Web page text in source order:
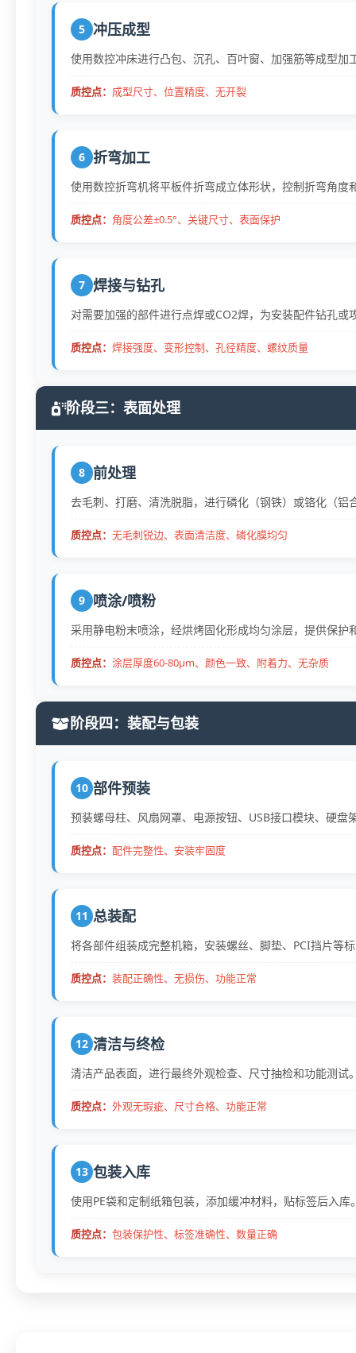
5 冲压成型
使用数控冲床进行凸包、沉孔、百叶窗、加强筋等成型加
质控点： 成型尺寸、位置精度、无开裂
6 折弯加工
使用数控折弯机将平板件折弯成立体形状，控制折弯角度
质控点： 角度公差±0.5°、关键尺寸、表面保护
7 焊接与钻孔
对需要加强的部件进行点焊或CO2焊，为安装配件钻孔或
质控点： 焊接强度、变形控制、孔径精度、螺纹质量
阶段三：表面处理
8 前处理
去毛刺、打磨、清洗脱脂，进行磷化（钢铁）或铬化（铝
质控点： 无毛刺锐边、表面清洁度、磷化膜均匀
9 喷涂/喷粉
采用静电粉末喷涂，经烘烤固化形成均匀涂层，提供保护
质控点： 涂层厚度60-80μm、颜色一致、附着力、无杂质
阶段四：装配与包装
10 部件预装
预装螺母柱、风扇网罩、电源按钮、USB接口模块、硬盘
质控点： 配件完整性、安装牢固度
11 总装配
将各部件组装成完整机箱，安装螺丝、脚垫、PCI挡片等
质控点： 装配正确性、无损伤、功能正常
12 清洁与终检
清洁产品表面，进行最终外观检查、尺寸抽检和功能测试
质控点： 外观无瑕疵、尺寸合格、功能正常
13 包装入库
使用PE袋和定制纸箱包装，添加缓冲材料，贴标签后入库
质控点： 包装保护性、标签准确性、数量正确